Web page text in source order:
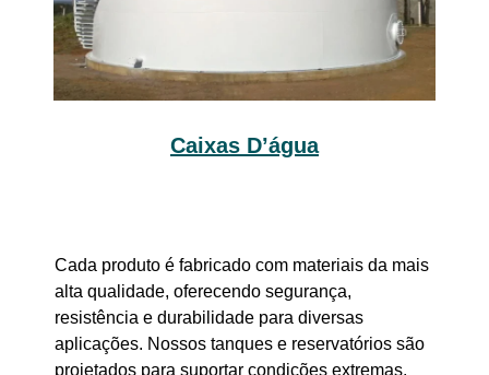
Caixas D’água
Cada produto é fabricado com materiais da mais
alta qualidade, oferecendo segurança,
resistência e durabilidade para diversas
aplicações. Nossos tanques e reservatórios são
projetados para suportar condições extremas,